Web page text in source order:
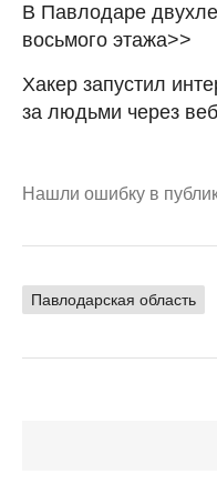
В Павлодаре
восьмого этажа>>
Хакер запустил
за людьми через
Нашли ошибку в
Павлодарская область